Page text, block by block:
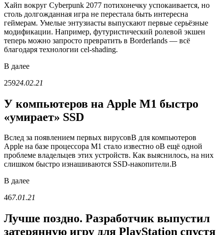
Хайп вокруг Cyberpunk 2077 потихонечку успокаивается, но
столь долгожданная игра не перестала быть интересна
геймерам. Умелые энтузиасты выпускают первые серьёзные
модификации. Например, футуристический ролевой экшен
теперь можно запросто превратить в Borderlands — всё
благодаря технологии cel-shading.
В далее
25924.02.21
У компьютеров на Apple M1 быстро
«умирает» SSD
Вслед за появлением первых вирусовВ для компьютеров
Apple на базе процессора M1 стало известно оВ ещё одной
проблеме владельцев этих устройств. Как выяснилось, на них
слишком быстро изнашиваются SSD-накопители.В
В далее
467.01.21
Лучше поздно. Разработчик выпустил
затерянную игру для PlayStation спустя